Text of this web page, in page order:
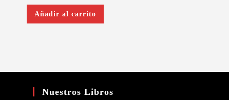
Añadir al carrito
Nuestros Libros